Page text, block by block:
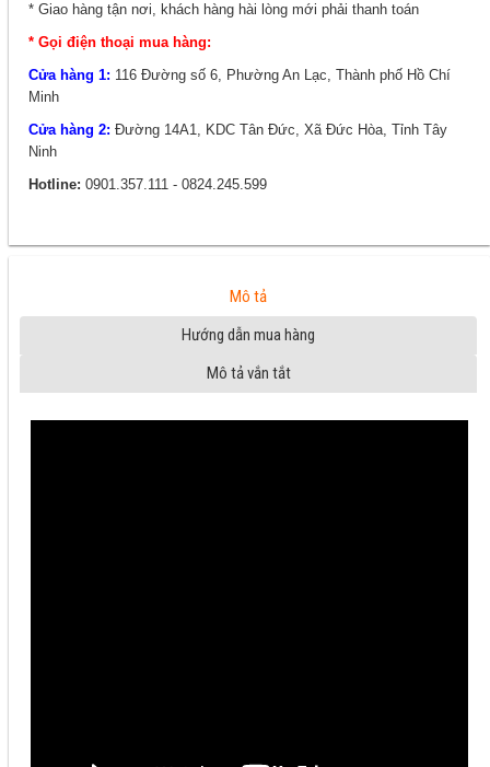
* Giao hàng tận nơi, khách hàng hài lòng mới phải thanh toán
* Gọi điện thoại mua hàng:
Cửa hàng 1: 116 Đường số 6, Phường An Lạc, Thành phố Hồ Chí
Minh
Cửa hàng 2: Đường 14A1, KDC Tân Đức, Xã Đức Hòa, Tỉnh Tây
Ninh
Hotline: 0901.357.111 - 0824.245.599
Mô tả
Hướng dẫn mua hàng
Mô tả vắn tắt